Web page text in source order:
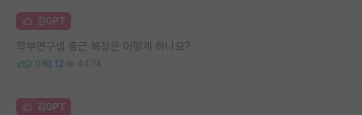
김GPT
학부연구생 출근 복장은 어떻게 하나요?
0 12 4474
김GPT